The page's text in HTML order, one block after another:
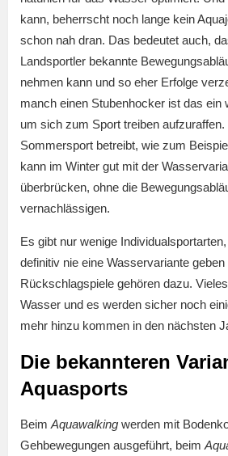
kann, beherrscht noch lange kein
schon nah dran. Das bedeutet auch,
Landsportler bekannte
nehmen kann und so eher Erfolge
manch einen Stubenhocker ist das ein
um sich zum Sport treiben
Sommersport betreibt, wie zum
kann im Winter gut mit der
überbrücken, ohne die
vernachlässigen.
Es gibt nur wenige
definitiv nie eine Wasservariante geben
Rückschlagspiele gehören dazu.
Wasser und es werden sicher noch
mehr hinzu kommen in den nächsten
Die bekannteren
Aquasports
Beim Aquawalking werden mit
Gehbewegungen ausgeführt, beim